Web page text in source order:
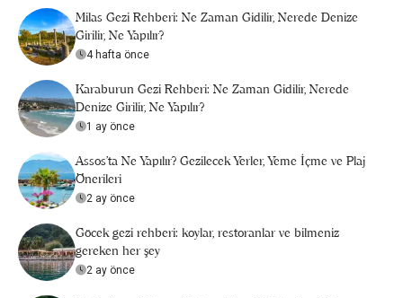
Milas Gezi Rehberi: Ne Zaman Gidilir, Nerede Denize
Girilir, Ne Yapılır?
4 hafta önce
Karaburun Gezi Rehberi: Ne Zaman Gidilir, Nerede
Denize Girilir, Ne Yapılır?
1 ay önce
Assos’ta Ne Yapılır? Gezilecek Yerler, Yeme İçme ve Plaj
Önerileri
2 ay önce
Göcek gezi rehberi: koylar, restoranlar ve bilmeniz
gereken her şey
2 ay önce